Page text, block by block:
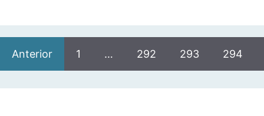
Anterior 1 … 292 293 294